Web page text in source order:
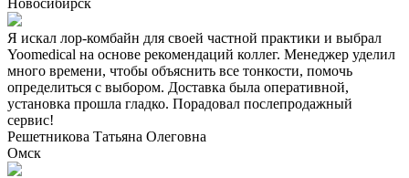
Я искал лор-комбайн для своей частной практики и выбрал
Yoomedical на основе рекомендаций коллег. Менеджер уделил
много времени, чтобы объяснить все тонкости, помочь
определиться с выбором. Доставка была оперативной,
установка прошла гладко. Порадовал послепродажный
сервис!
Решетникова Татьяна Олеговна
Омск